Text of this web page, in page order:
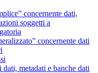
concernente dati,
soggetti a
concernente dati
metadati e banche dati